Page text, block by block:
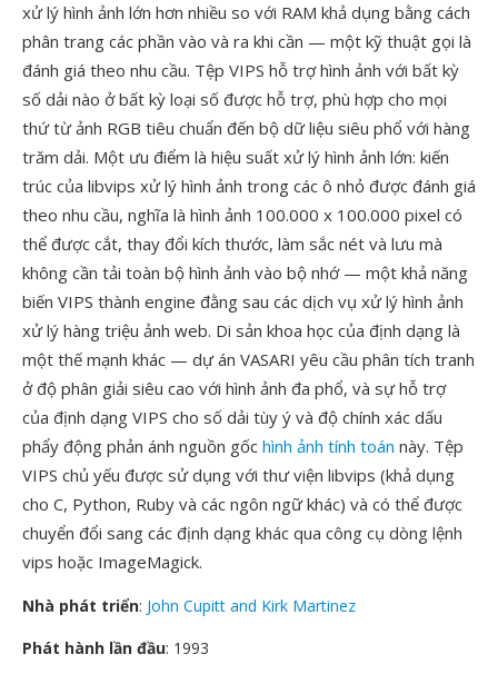
xử lý hình ảnh lớn hơn nhiều so với RAM khả dụng bằng cách
phân trang các phần vào và ra khi cần — một kỹ thuật gọi là
đánh giá theo nhu cầu. Tệp VIPS hỗ trợ hình ảnh với bất kỳ
số dải nào ở bất kỳ loại số được hỗ trợ, phù hợp cho mọi
thứ từ ảnh RGB tiêu chuẩn đến bộ dữ liệu siêu phổ với hàng
trăm dải. Một ưu điểm là hiệu suất xử lý hình ảnh lớn: kiến
trúc của libvips xử lý hình ảnh trong các ô nhỏ được đánh giá
theo nhu cầu, nghĩa là hình ảnh 100.000 x 100.000 pixel có
thể được cắt, thay đổi kích thước, làm sắc nét và lưu mà
không cần tải toàn bộ hình ảnh vào bộ nhớ — một khả năng
biến VIPS thành engine đằng sau các dịch vụ xử lý hình ảnh
xử lý hàng triệu ảnh web. Di sản khoa học của định dạng là
một thế mạnh khác — dự án VASARI yêu cầu phân tích tranh
ở độ phân giải siêu cao với hình ảnh đa phổ, và sự hỗ trợ
của định dạng VIPS cho số dải tùy ý và độ chính xác dấu
phẩy động phản ánh nguồn gốc hình ảnh tính toán này. Tệp
VIPS chủ yếu được sử dụng với thư viện libvips (khả dụng
cho C, Python, Ruby và các ngôn ngữ khác) và có thể được
chuyển đổi sang các định dạng khác qua công cụ dòng lệnh
vips hoặc ImageMagick.
Nhà phát triển: John Cupitt and Kirk Martinez
Phát hành lần đầu: 1993